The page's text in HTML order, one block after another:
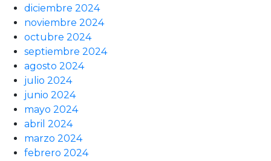
diciembre 2024
noviembre 2024
octubre 2024
septiembre 2024
agosto 2024
julio 2024
junio 2024
mayo 2024
abril 2024
marzo 2024
febrero 2024